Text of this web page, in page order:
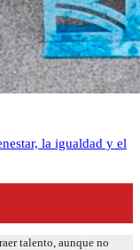
la igualdad y el
talento, aunque no